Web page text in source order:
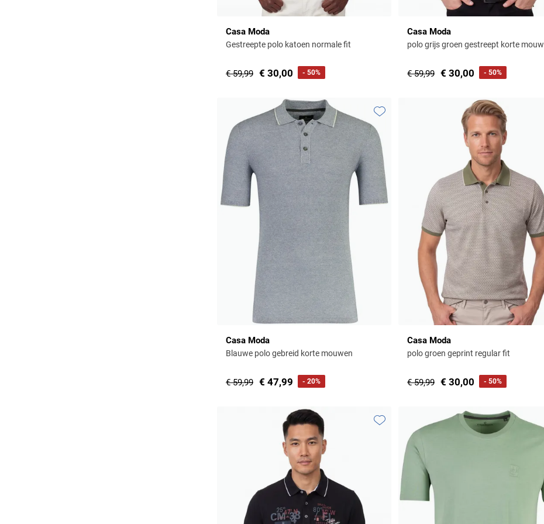
Casa Moda
Gestreepte polo katoen normale fit
€ 59,99 € 30,00 - 50%
Casa Moda
polo grijs groen gestreept korte mouw
€ 59,99 € 30,00 - 50%
Casa Moda
Blauwe polo gebreid korte mouwen
€ 59,99 € 47,99 - 20%
Toevoegen aan favorieten
Casa Moda
polo groen geprint regular fit
€ 59,99 € 30,00 - 50%
Toevoegen aan favorieten